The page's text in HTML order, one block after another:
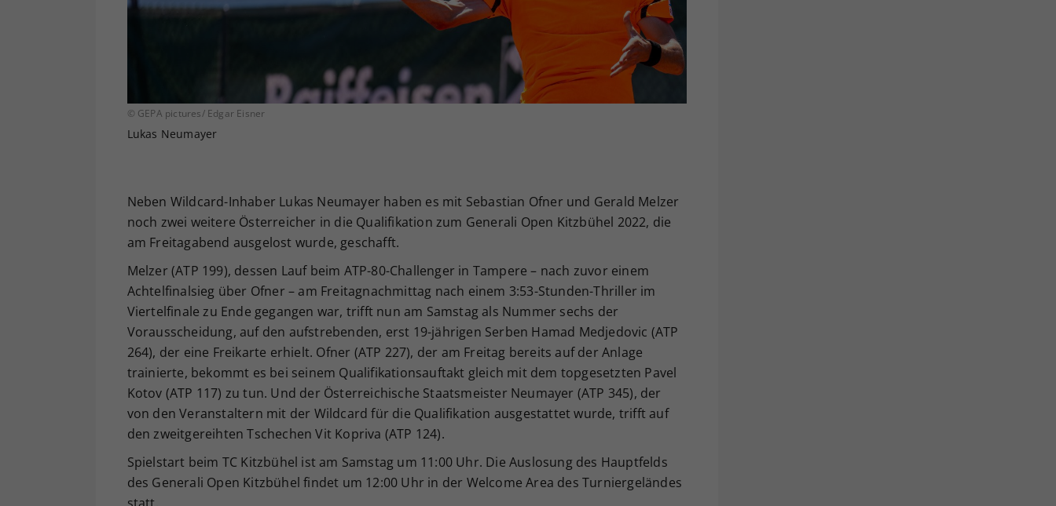
© GEPA pictures/ Edgar Eisner
Lukas Neumayer
Neben Wildcard-Inhaber Lukas Neumayer haben es mit Sebastian Ofner und Gerald Melzer
noch zwei weitere Österreicher in die Qualifikation zum Generali Open Kitzbühel 2022, die
am Freitagabend ausgelost wurde, geschafft.
Melzer (ATP 199), dessen Lauf beim ATP-80-Challenger in Tampere – nach zuvor einem
Achtelfinalsieg über Ofner – am Freitagnachmittag nach einem 3:53-Stunden-Thriller im
Viertelfinale zu Ende gegangen war, trifft nun am Samstag als Nummer sechs der
Vorausscheidung, auf den aufstrebenden, erst 19-jährigen Serben Hamad Medjedovic (ATP
264), der eine Freikarte erhielt. Ofner (ATP 227), der am Freitag bereits auf der Anlage
trainierte, bekommt es bei seinem Qualifikationsauftakt gleich mit dem topgesetzten Pavel
Kotov (ATP 117) zu tun. Und der Österreichische Staatsmeister Neumayer (ATP 345), der
von den Veranstaltern mit der Wildcard für die Qualifikation ausgestattet wurde, trifft auf
den zweitgereihten Tschechen Vit Kopriva (ATP 124).
Spielstart beim TC Kitzbühel ist am Samstag um 11:00 Uhr. Die Auslosung des Hauptfelds
des Generali Open Kitzbühel findet um 12:00 Uhr in der Welcome Area des Turniergeländes
Ihrer vorgenommen Einstellungen, falls der
Webseiten-Betreiber dies eingestellt hat.